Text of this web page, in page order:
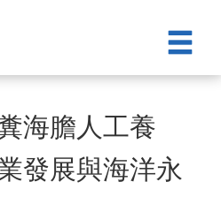
海膽人工養
發展與海洋永